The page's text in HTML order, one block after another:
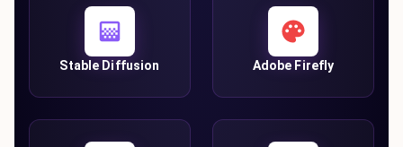
Stable Diffusion Adobe Firefly